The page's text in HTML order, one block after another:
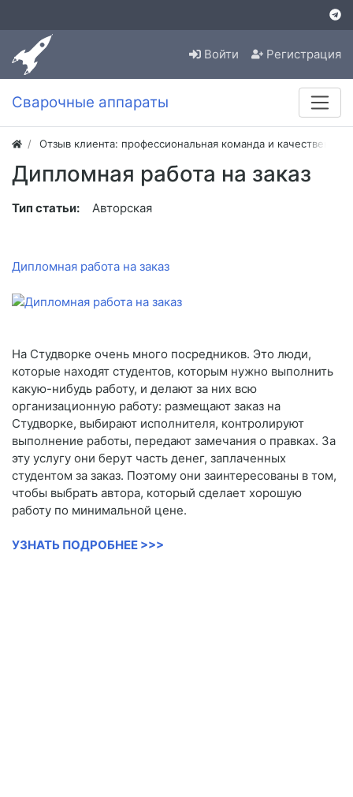
Войти Регистрация
Сварочные аппараты
Отзыв клиента: профессиональная команда и
Дипломная работа на заказ
Тип статьи: Авторская
Дипломная работа на заказ
На Студворке очень много посредников. Это люди,
которые находят студентов, которым нужно выполнить
какую-нибудь работу, и делают за них всю
организационную работу: размещают заказ на
Студворке, выбирают исполнителя, контролируют
выполнение работы, передают замечания о правках. За
эту услугу они берут часть денег, заплаченных
студентом за заказ. Поэтому они заинтересованы в том,
чтобы выбрать автора, который сделает хорошую
работу по минимальной цене.
УЗНАТЬ ПОДРОБНЕЕ >>>